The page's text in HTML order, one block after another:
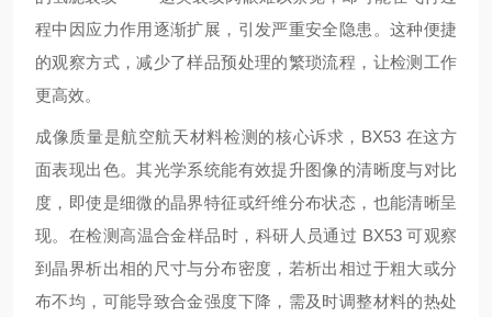
程中因应力作用逐渐扩展，引发严重安全隐患。这种便捷
的观察方式，减少了样品预处理的繁琐流程，让检测工作
更高效。
成像质量是航空航天材料检测的核心诉求，BX53 在这方
面表现出色。其光学系统能有效提升图像的清晰度与对比
度，即使是细微的晶界特征或纤维分布状态，也能清晰呈
现。在检测高温合金样品时，科研人员通过 BX53 可观察
到晶界析出相的尺寸与分布密度，若析出相过于粗大或分
布不均，可能导致合金强度下降，需及时调整材料的热处